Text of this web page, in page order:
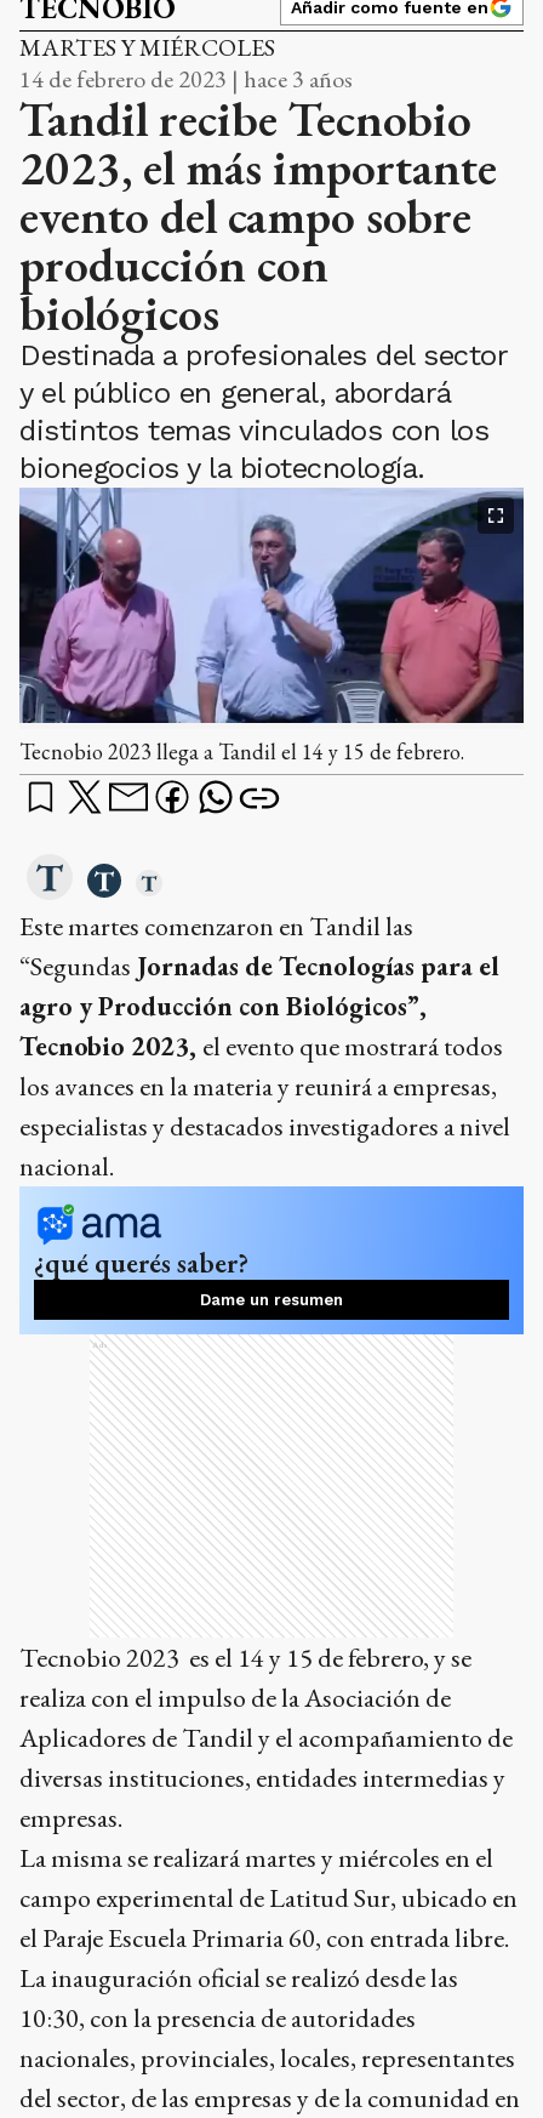
TECNOBIO Añadir como fuente en
MARTES Y MIÉRCOLES
14 de febrero de 2023 | hace 3 años
Tandil recibe Tecnobio
2023, el más importante
evento del campo sobre
producción con
biológicos
Destinada a profesionales del sector
y el público en general, abordará
distintos temas vinculados con los
bionegocios y la biotecnología.
Tecnobio 2023 llega a Tandil el 14 y 15 de febrero.
Este martes comenzaron en Tandil las
“Segundas Jornadas de Tecnologías para el
agro y Producción con Biológicos”,
Tecnobio 2023, el evento que mostrará todos
los avances en la materia y reunirá a empresas,
especialistas y destacados investigadores a nivel
nacional.
¿qué querés saber?
Dame un resumen
Ads
Tecnobio 2023 es el 14 y 15 de febrero, y se
realiza con el impulso de la Asociación de
Aplicadores de Tandil y el acompañamiento de
diversas instituciones, entidades intermedias y
empresas.
La misma se realizará martes y miércoles en el
campo experimental de Latitud Sur, ubicado en
el Paraje Escuela Primaria 60, con entrada libre.
La inauguración oficial se realizó desde las
10:30, con la presencia de autoridades
nacionales, provinciales, locales, representantes
del sector, de las empresas y de la comunidad en